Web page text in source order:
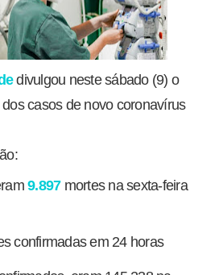
divulgou neste sábado (9) o
casos de novo coronavírus
9.897 mortes na sexta-feira
confirmadas em 24 horas